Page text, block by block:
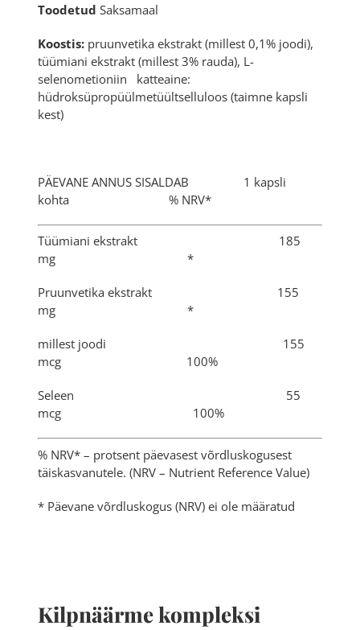
Toodetud Saksamaal
Koostis:pruunvetika ekstrakt (millest 0,1% joodi),
tüümiani ekstrakt (millest 3% rauda), L-
selenometioniin katteaine:
hüdroksüpropüülmetüültselluloos (taimne kapsli
kest)
PÄEVANE ANNUS SISALDAB 1 kapsli
kohta % NRV*
Tüümiani ekstrakt 185
mg *
Pruunvetika ekstrakt 155
mg *
millest joodi 155
mcg 100%
Seleen 55
mcg 100%
% NRV* – protsent päevasest võrdluskogusest
täiskasvanutele. (NRV – Nutrient Reference Value)
* Päevane võrdluskogus (NRV) ei ole määratud
Kilpnäärme kompleksi